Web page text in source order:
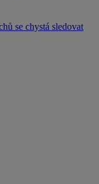
se chystá sledovat